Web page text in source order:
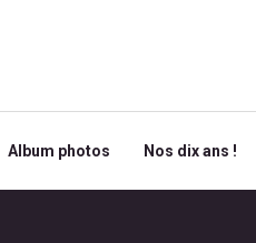
Album photos Nos dix ans !